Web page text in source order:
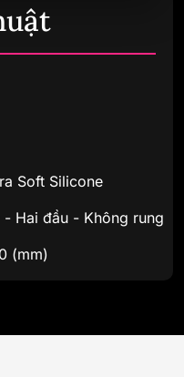
Soft Silicone
- Hai đầu - Không rung
(mm)